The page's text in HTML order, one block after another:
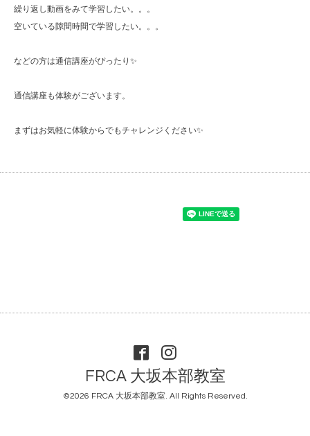
繰り返し動画をみて学習したい。。。
空いている隙間時間で学習したい。。。
などの方は通信講座がぴったり✨
通信講座も体験がございます。
まずはお気軽に体験からでもチャレンジください✨
FRCA 大坂本部教室
©2026 FRCA 大坂本部教室. All Rights Reserved.